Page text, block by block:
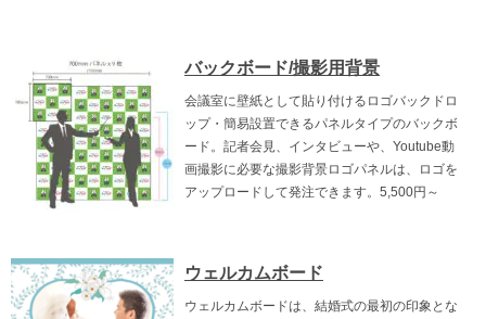
バックボード/撮影用背景
会議室に壁紙として貼り付けるロゴバックドロ
ップ・簡易設置できるパネルタイプのバックボ
ード。記者会見、インタビューや、Youtube動
画撮影に必要な撮影背景ロゴパネルは、ロゴを
アップロードして発注できます。5,500円～
ウェルカムボード
ウェルカムボードは、結婚式の最初の印象とな